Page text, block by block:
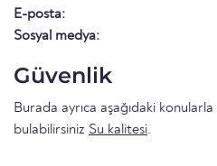
E-posta:
Sosyal medya:
Güvenlik
Burada ayrıca aşağıdaki
bulabilirsiniz Su kalitesi.